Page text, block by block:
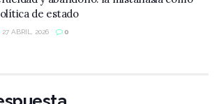
de estado
27 ABRIL, 2026 0